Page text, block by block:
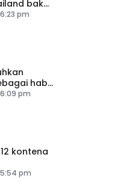
bakal
pm
hab
pm
kontena
pm